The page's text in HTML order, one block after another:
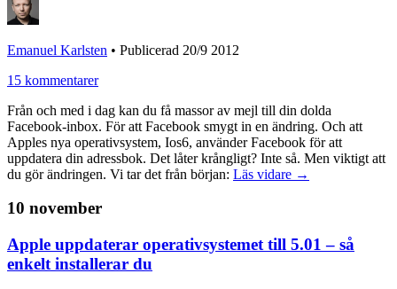
Emanuel Karlsten • Publicerad 20/9 2012
15 kommentarer
Från och med i dag kan du få massor av mejl till din dolda
Facebook-inbox. För att Facebook smygt in en ändring. Och att
Apples nya operativsystem, Ios6, använder Facebook för att
uppdatera din adressbok. Det låter krångligt? Inte så. Men viktigt att
du gör ändringen. Vi tar det från början: Läs vidare →
10 november
Apple uppdaterar operativsystemet till 5.01 – så
enkelt installerar du